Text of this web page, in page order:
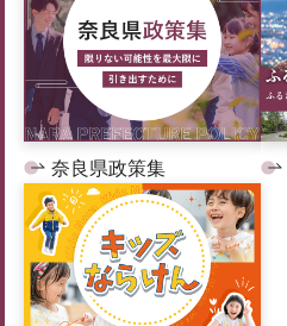
奈良県政策集